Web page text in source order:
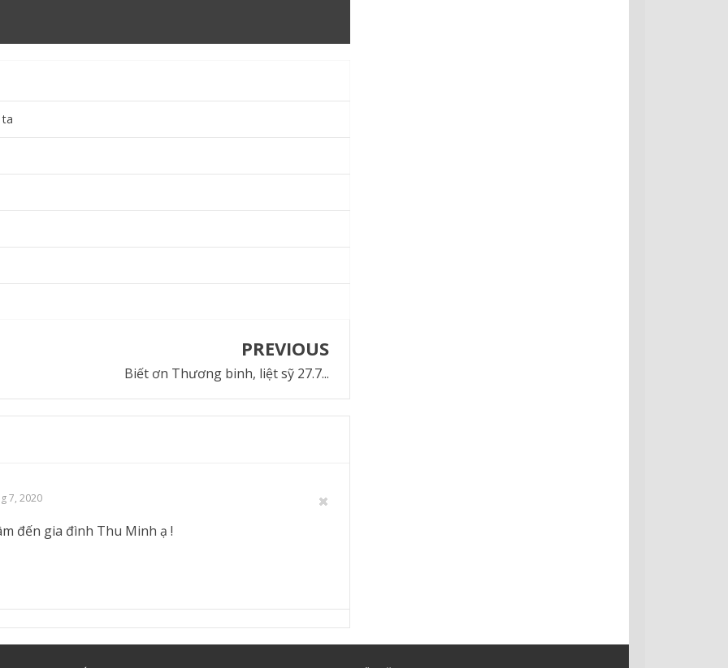
PREVIOUS
Biết ơn Thương binh, liệt sỹ 27.7...
7, 2020
đến gia đình Thu Minh ạ !